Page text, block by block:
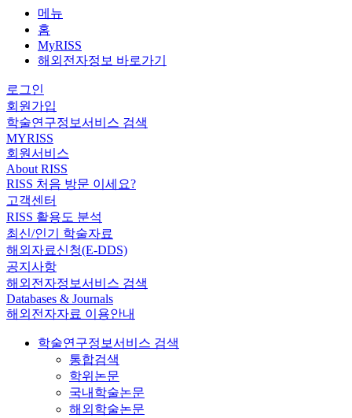
메뉴
홈
MyRISS
해외전자정보 바로가기
로그인
회원가입
학술연구정보서비스 검색
MYRISS
회원서비스
About RISS
RISS 처음 방문 이세요?
고객센터
RISS 활용도 분석
최신/인기 학술자료
해외자료신청(E-DDS)
공지사항
해외전자정보서비스 검색
Databases & Journals
해외전자자료 이용안내
학술연구정보서비스 검색
통합검색
학위논문
국내학술논문
해외학술논문